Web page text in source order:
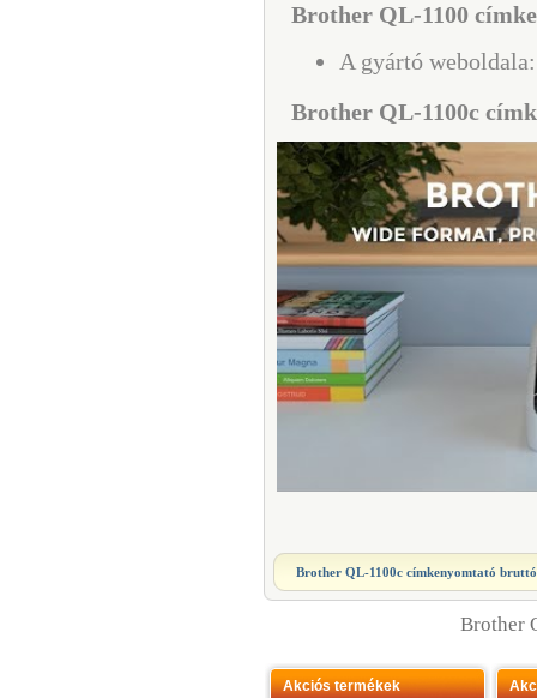
Brother QL-1100
A gyártó
Brother QL-1100c
Brother QL-1100c címkenyomtató
Brother
Akciós termékek